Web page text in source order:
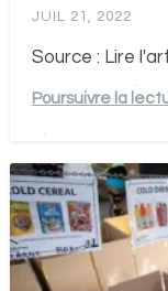
JUIL 21, 2022
Source : Lire
Poursuivre la